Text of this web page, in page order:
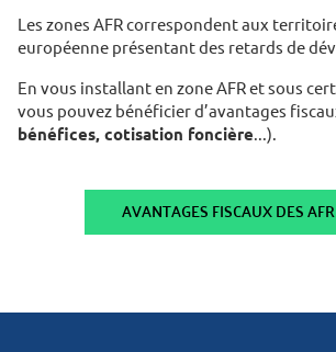
Les zones AFR correspondent aux
européenne présentant des retards de
En vous installant en zone AFR et sous
vous pouvez bénéficier d’avantages
bénéfices, cotisation foncière...).
AVANTAGES FISCAUX DES AFR